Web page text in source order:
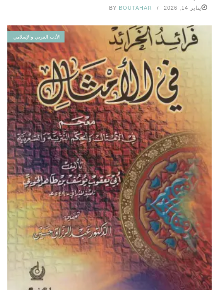
يناير 14, 2026 BY BOUTAHAR
الأدب العربي والإسلامي